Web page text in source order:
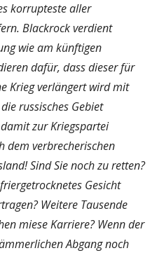
korrupteste aller
Blackrock verdient
wie am künftigen
dafür, dass dieser für
Krieg verlängert wird mit
russisches Gebiet
zur Kriegspartei
dem verbrecherischen
Sind Sie noch zu retten?
Gesicht
Weitere Tausende
miese Karriere? Wenn der
Abgang noch